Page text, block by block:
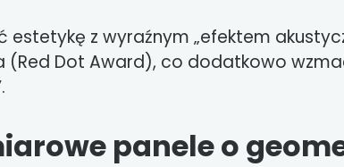
z wyraźnym „efektem
(Red Dot Award), co dodatkowo
panele o